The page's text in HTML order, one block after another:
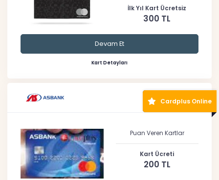
İlk Yıl Kart Ücretsiz
300 TL
Devam Et
Kart Detayları
Cardplus Online
Puan Veren Kartlar
Kart Ücreti
200 TL